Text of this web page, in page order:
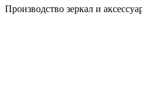
Производство зеркал и